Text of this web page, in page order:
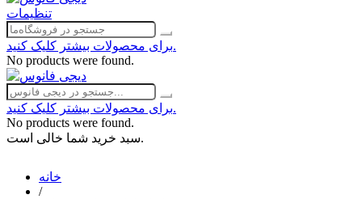
تنظیمات
برای محصولات بیشتر کلیک کنید.
No products were found.
برای محصولات بیشتر کلیک کنید.
No products were found.
سبد خرید شما خالی است.
خانه
/